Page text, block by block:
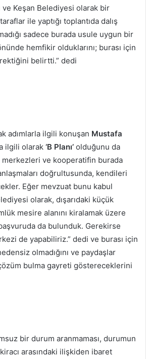
ve Keşan Belediyesi olarak bir
ile yaptığı toplantıda dalış
sadece burada usule uygun bir
hemfikir olduklarını; burası için
belirtti.” dedi
adımlarla ilgili konuşan Mustafa
ilgili olarak ‘B Planı’ olduğunu da
merkezleri ve kooperatifin burada
doğrultusunda, kendileri
Eğer mevzuat bunu kabul
olarak, dışarıdaki küçük
mesire alanını kiralamak üzere
başvuruda da bulunduk. Gerekirse
de yapabiliriz.” dedi ve burası için
olmadığını ve paydaşlar
bulma gayreti göstereceklerini
bir durum aranmaması, durumun
arasındaki ilişkiden ibaret